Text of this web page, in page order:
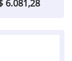
6.081,28